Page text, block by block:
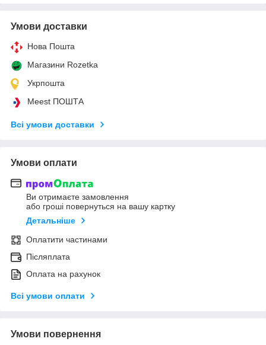
Умови доставки
Нова Пошта
Магазини Rozetka
Укрпошта
Meest ПОШТА
Всі умови доставки
Умови оплати
Ви отримаєте замовлення
або гроші повернуться на вашу картку
Детальніше
Оплатити частинами
Післяплата
Оплата на рахунок
Всі умови оплати
Умови повернення